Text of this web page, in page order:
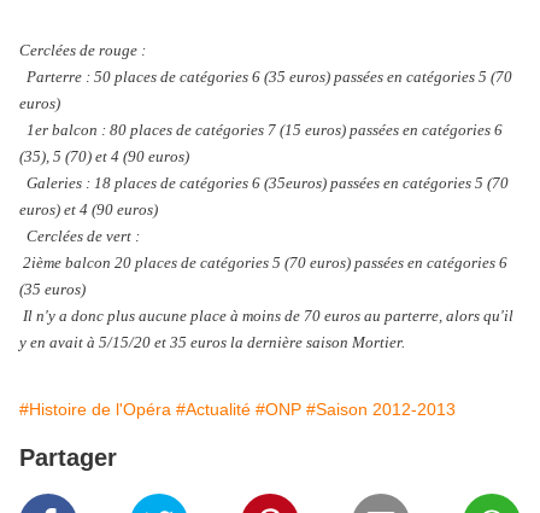
Cerclées de rouge :
Parterre : 50 places de catégories 6 (35 euros) passées en catégories 5 (70
euros)
1er balcon : 80 places de catégories 7 (15 euros) passées en catégories 6
(35), 5 (70) et 4 (90 euros)
Galeries : 18 places de catégories 6 (35euros) passées en catégories 5 (70
euros) et 4 (90 euros)
Cerclées de vert :
2ième balcon 20 places de catégories 5 (70 euros) passées en catégories 6
(35 euros)
Il n'y a donc plus aucune place à moins de 70 euros au parterre, alors qu'il
y en avait à 5/15/20 et 35 euros la dernière saison Mortier.
#Histoire de l'Opéra #Actualité #ONP #Saison 2012-2013
Partager